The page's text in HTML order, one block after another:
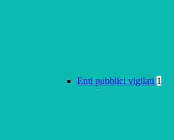
Enti pubblici vigilati 1